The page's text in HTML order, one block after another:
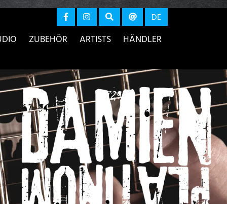
anzeigen
ZUBEHÖR ARTISTS HÄNDLER
DE